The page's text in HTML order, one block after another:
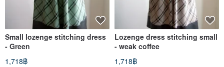
Small lozenge stitching dress
- Green
1,718฿
Lozenge dress stitching small
- weak coffee
1,718฿